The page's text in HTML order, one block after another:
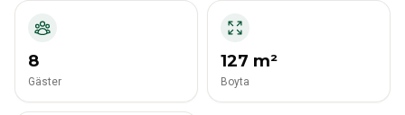
8
Gäster
127 m²
Boyta